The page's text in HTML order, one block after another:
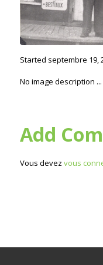
Started septembre 19,
No image description ...
Add
Vous devez vous